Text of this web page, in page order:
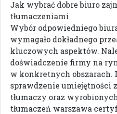
Jak wybrać dobre biuro
tłumaczeniami
Wybór odpowiedniego
wymagało dokładnego
kluczowych aspektów.
doświadczenie firmy na
w konkretnych obszarach.
sprawdzenie umiejętności
tłumaczy oraz
tłumaczeń warszawa